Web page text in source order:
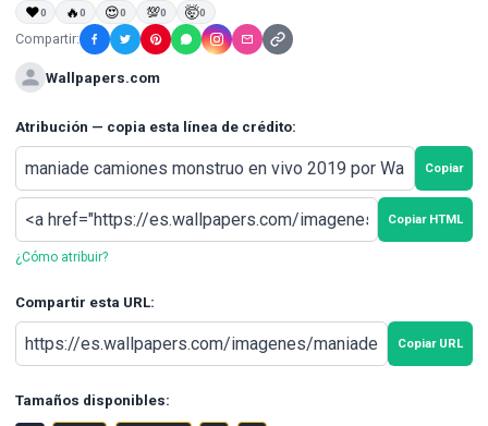
❤0 🔥0 😍0 💯0 🤯0
Compartir:
Wallpapers.com
Atribución — copia esta línea de crédito:
Copiar
Copiar HTML
¿Cómo atribuir?
Compartir esta URL:
Copiar URL
Tamaños disponibles: